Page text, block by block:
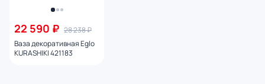
22 590 ₽ 28 238 ₽
Ваза декоративная Eglo
KURASHIKI 421183